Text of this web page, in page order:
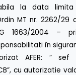
la data
MT nr. 2262/29
1663/2004 –
în
AFER: ” sef
cu autorizatie